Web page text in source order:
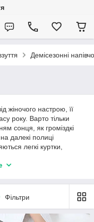
Демісезонні
жіночого настрою, її
року. Варто тільки
сонця, як громіздкі
далекі полиці
легкі куртки,
шкіри та замші
досить зручну і
Фільтри